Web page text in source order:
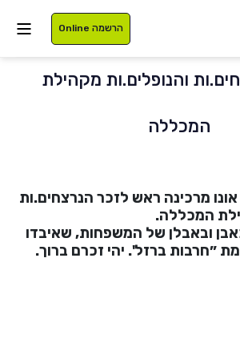
הרשמה Online
והנופלים.ות מקהילת
המכללה
מרכינה ראש לזכר הנרצחים.ות
המכללה.
ובאבלן של המשפחות, שאיבדו
״חרבות ברזל'. יהי זכרם ברוך.